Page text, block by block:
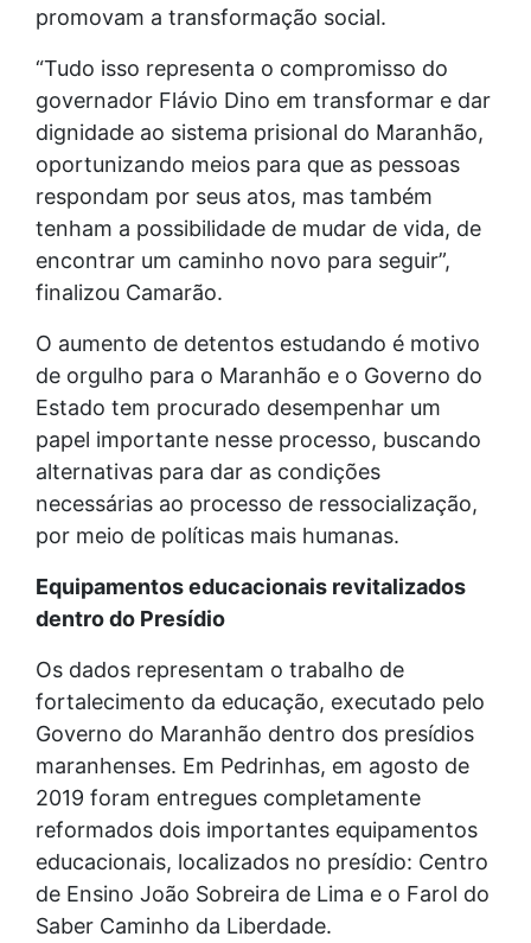
promovam a transformação social.
“Tudo isso representa o compromisso do
governador Flávio Dino em transformar e dar
dignidade ao sistema prisional do Maranhão,
oportunizando meios para que as pessoas
respondam por seus atos, mas também
tenham a possibilidade de mudar de vida, de
encontrar um caminho novo para seguir”,
finalizou Camarão.
O aumento de detentos estudando é motivo
de orgulho para o Maranhão e o Governo do
Estado tem procurado desempenhar um
papel importante nesse processo, buscando
alternativas para dar as condições
necessárias ao processo de ressocialização,
por meio de políticas mais humanas.
Equipamentos educacionais revitalizados
dentro do Presídio
Os dados representam o trabalho de
fortalecimento da educação, executado pelo
Governo do Maranhão dentro dos presídios
maranhenses. Em Pedrinhas, em agosto de
2019 foram entregues completamente
reformados dois importantes equipamentos
educacionais, localizados no presídio: Centro
de Ensino João Sobreira de Lima e o Farol do
Saber Caminho da Liberdade.